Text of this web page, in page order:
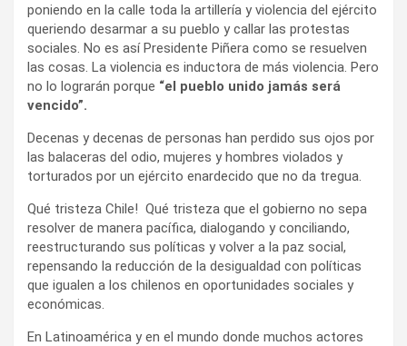
poniendo en la calle toda la artillería y violencia del ejército
queriendo desarmar a su pueblo y callar las protestas
sociales. No es así Presidente Piñera como se resuelven
las cosas. La violencia es inductora de más violencia. Pero
no lo lograrán porque “el pueblo unido jamás será
vencido”.
Decenas y decenas de personas han perdido sus ojos por
las balaceras del odio, mujeres y hombres violados y
torturados por un ejército enardecido que no da tregua.
Qué tristeza Chile! Qué tristeza que el gobierno no sepa
resolver de manera pacífica, dialogando y conciliando,
reestructurando sus políticas y volver a la paz social,
repensando la reducción de la desigualdad con políticas
que igualen a los chilenos en oportunidades sociales y
económicas.
En Latinoamérica y en el mundo donde muchos actores